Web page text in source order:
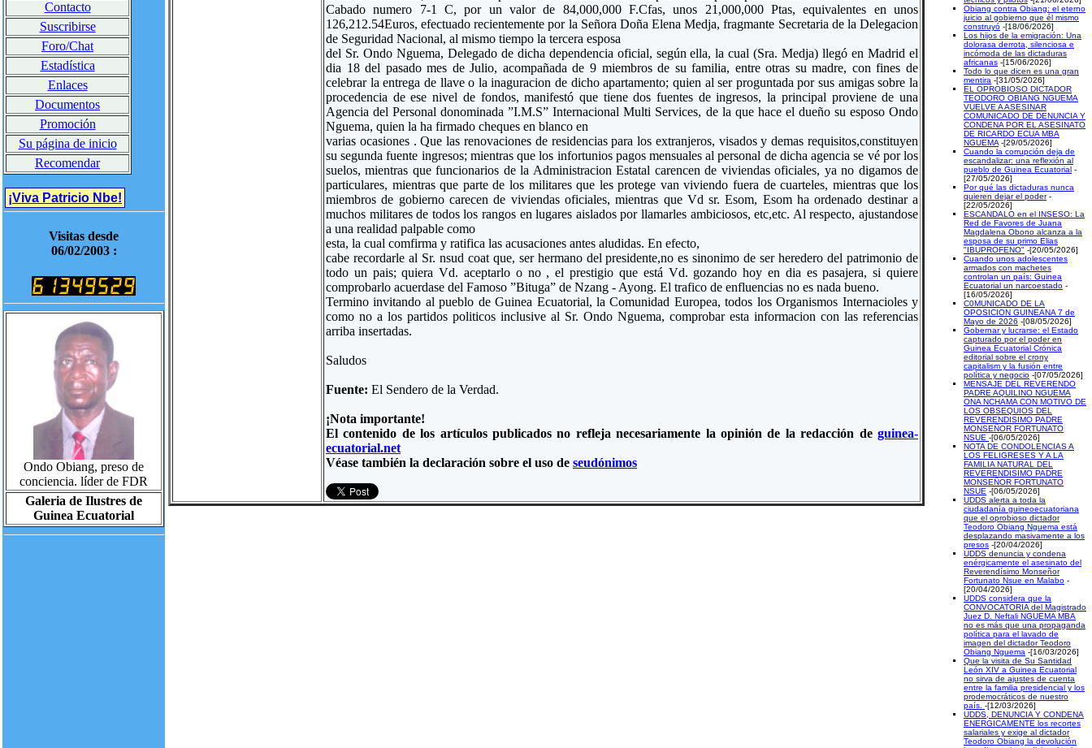
Contacto
Suscribirse
Foro/Chat
Estadística
Enlaces
Documentos
Promoción
Su página de inicio
Recomendar
¡Viva Patricio Nbe!
Visitas desde
06/02/2003 :
Ondo Obiang, preso de
conciencia. líder de FDR
Galeria de Ilustres de
Guinea Ecuatorial
Cabado numero 7-1 C, por un valor de 84,000,000 F.Cfas, unos 21,000,000 Ptas, equivalentes en unos
126,212.54Euros, efectuado recientemente por la Señora Doña Elena Medja, fragmante Secretaria de la Delegacion
de Seguridad Nacional, al mismo tiempo la tercera esposa
del Sr. Ondo Nguema, Delegado de dicha dependencia oficial, según ella, la cual (Sra. Medja) llegó en Madrid el
dia 18 del pasado mes de Julio, acompañada de 9 miembros de su familia, entre otras su madre, con fines de
celebrar la entrega de llave o la inaguracion de dicho apartamento; quien al ser proguntada por sus amigas sobre la
procedencia de ese nivel de fondos, manifestó que tiene dos fuentes de ingresos, la principal proviene de una
Agencia del Personal donominada ”I.M.S” Internacional Multi Services, de la que hace el dueño su esposo Ondo
Nguema, quien la ha firmado cheques en blanco en
varias ocasiones . Que las renovaciones de residencias para los extranjeros, visados y demas requisitos,constituyen
su segunda fuente ingresos; mientras que los infortunios pagos mensuales al personal de dicha agencia se vé por los
suelos, mientras que funcionarios de la Administracion Estatal carencen de viviendas oficiales, ya no digamos de
particulares, mientras que parte de los militares que les protege van viviendo fuera de cuarteles, mientras que los
miembros de gobierno carecen de viviendas oficiales, mientras que Vd sr. Esom, Esom ha ordenado destinar a
muchos militares de todos los rangos en lugares aislados por llamarles ambiciosos, etc,etc. Al respecto, ajustandose
a una realidad palpable como
esta, la cual comfirma y ratifica las acusaciones antes aludidas. En efecto,
cabe recordarle al Sr. nsud coat que, ser hermano del presidente,no es sinonimo de ser heredero del patrimonio de
todo un pais; quiera Vd. aceptarlo o no , el prestigio que está Vd. gozando hoy en dia es pasajera, si quiere
comprobarlo acuerdase del Famoso ”Bituga” de Nzang - Ayong. El trafico de enfluencias no es nada bueno.
Termino invitando al pueblo de Guinea Ecuatorial, la Comunidad Europea, todos los Organismos Internacioles y
como no a los partidos politicos inclusive al Sr. Ondo Nguema, comprobar esta informacion con las referencias
arriba insertadas.
Saludos
Fuente: El Sendero de la Verdad.
¡Nota importante!
El contenido de los artículos publicados no refleja necesariamente la opinión de la redacción de guinea-
ecuatorial.net
Véase también la declaración sobre el uso de seudónimos
Obiang contra Obiang: el eterno
juicio al gobierno que él mismo
construyó -[18/06/2026]
Los hijos de la emigración: Una
dolorasa derrota, silenciosa e
incómoda de las dictaduras
africanas -[15/06/2026]
Todo lo que dicen es una gran
mentira -[31/05/2026]
EL OPROBIOSO DICTADOR
TEODORO OBIANG NGUEMA
VUELVE A ASESINAR
COMUNICADO DE DENUNCIA Y
CONDENA POR EL ASESINATO
DE RICARDO ECUA MBA
NGUEMA -[29/05/2026]
Cuando la corrupción deja de
escandalizar: una reflexión al
pueblo de Guinea Ecuatorial -
[27/05/2026]
Por qué las dictaduras nunca
quieren dejar el poder -
[22/05/2026]
ESCANDALO en el INSESO: La
Red de Favores de Juana
Magdalena Obono alcanza a la
esposa de su primo Elias
"IBUPROFENO" -[20/05/2026]
Cuando unos adolescentes
armados con machetes
controlan un país: Guinea
Ecuatorial un narcoestado -
[16/05/2026]
C0MUNICADO DE LA
OPOSICION GUINEANA 7 de
Mayo de 2026 -[08/05/2026]
Gobernar y lucrarse: el Estado
capturado por el poder en
Guinea Ecuatorial Crónica
editorial sobre el crony
capitalism y la fusión entre
política y negocio -[07/05/2026]
MENSAJE DEL REVERENDO
PADRE AQUILINO NGUEMA
ONA NCHAMA CON MOTIVO DE
LOS OBSEQUIOS DEL
REVERENDISIMO PADRE
MONSEÑOR FORTUNATO
NSUE -[06/05/2026]
NOTA DE CONDOLENCIAS A
LOS FELIGRESES Y A LA
FAMILIA NATURAL DEL
REVERENDISIMO PADRE
MONSEÑOR FORTUNATO
NSUE -[06/05/2026]
UDDS alerta a toda la
ciudadanía guineoecuatoriana
que el oprobioso dictador
Teodoro Obiang Nguema está
desplazando masivamente a los
presos -[20/04/2026]
UDDS denuncia y condena
enérgicamente el asesinato del
Reverendísimo Monseñor
Fortunato Nsue en Malabo -
[20/04/2026]
UDDS considera que la
CONVOCATORIA del Magistrado
Juez D. Neftali NGUEMA MBA
no es más que una propaganda
política para el lavado de
imagen del dictador Teodoro
Obiang Nguema -[16/03/2026]
Que la visita de Su Santidad
León XIV a Guinea Ecuatorial
no sirva de ajustes de cuenta
entre la familia presidencial y los
prodemocráticos de nuestro
país. -[12/03/2026]
UDDS, DENUNCIA Y CONDENA
ENERGICAMENTE los recortes
salariales y exige al dictador
Teodoro Obiang la devolución